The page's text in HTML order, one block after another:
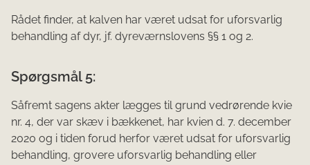
Rådet finder, at kalven har været udsat for uforsvarlig
behandling af dyr, jf. dyreværnslovens §§ 1 og 2.
Spørgsmål 5:
Såfremt sagens akter lægges til grund vedrørende kvie
nr. 4, der var skæv i bækkenet, har kvien d. 7. december
2020 og i tiden forud herfor været udsat for uforsvarlig
behandling, grovere uforsvarlig behandling eller